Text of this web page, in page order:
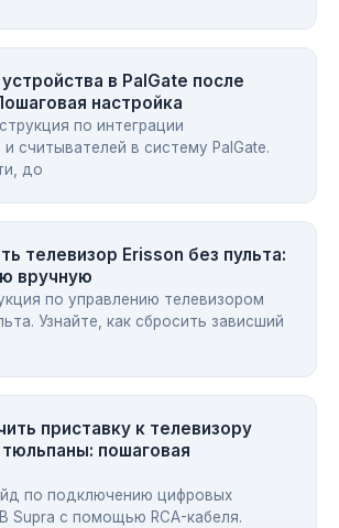
в PalGate после
настройка
по интеграции
считывателей в систему PalGate.
до
телевизор Erisson без пульта:
вручную
по управлению телевизором
Узнайте, как сбросить зависший
приставку к телевизору
пошаговая
по подключению цифровых
Supra с помощью RCA-кабеля.